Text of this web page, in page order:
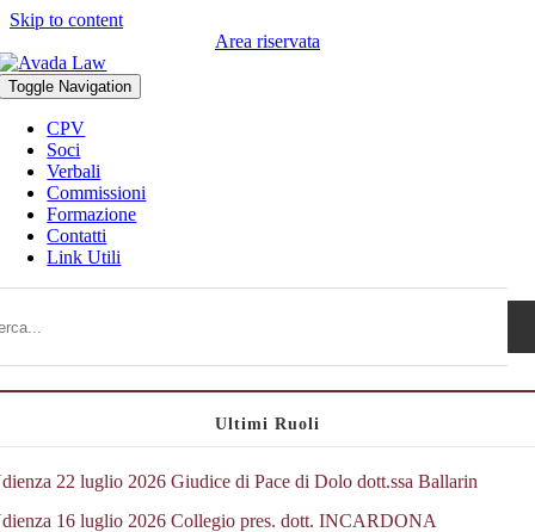
Skip to content
Area riservata
Toggle Navigation
CPV
Soci
Verbali
Commissioni
Formazione
Contatti
Link Utili
Ultimi Ruoli
22 luglio 2026 Giudice di Pace di Dolo dott.ssa Ballarin
16 luglio 2026 Collegio pres. dott. INCARDONA